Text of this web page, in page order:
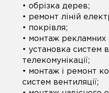
• обрізка дерев;
• ремонт ліній
• покрівля;
• монтаж рекламних
• установка систем
телекомунікації;
• монтаж і ремонт
систем вентиляції;